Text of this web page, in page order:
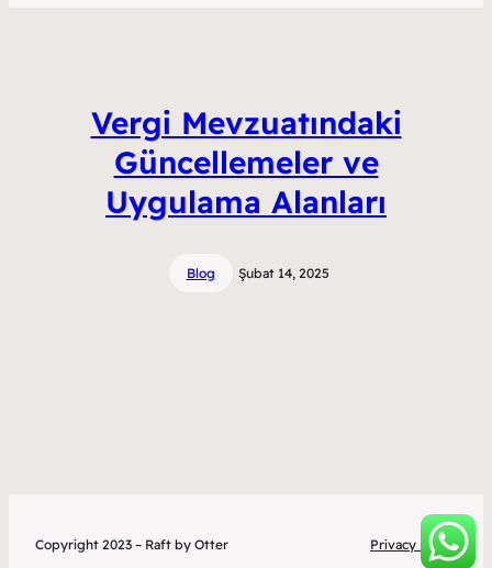
Vergi Mevzuatındaki
Güncellemeler ve
Uygulama Alanları
Blog Şubat 14, 2025
Copyright 2023 – Raft by Otter Privacy Policy